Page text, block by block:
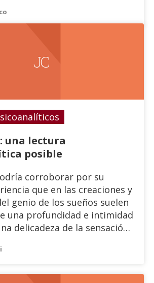
J C
una lectura
posible
corroborar por su
que en las creaciones y
genio de los sueños suelen
una profundidad e intimidad
delicadeza de la sensación,
una justeza en el chiste,